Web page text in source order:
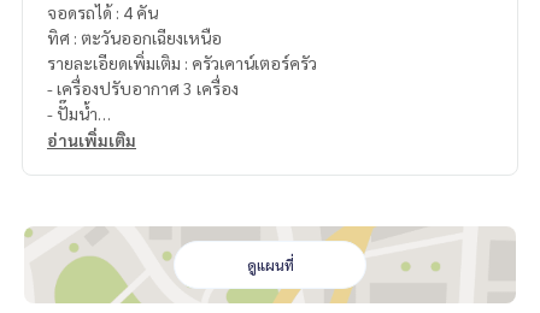
จอดรถได้ : 4 คัน
ทิศ : ตะวันออกเฉียงเหนือ
รายละเอียดเพิ่มเติม : ครัวเคาน์เตอร์ครัว
- เครื่องปรับอากาศ 3 เครื่อง
- ปั๊มน้ำ
- ถังเก็บน้ำ แทงค์น้ำ
- เต็มหม้อชาบู 101
- วัดเหนือ
- ติดนมไอโบ้ร้อยเอ็ด
อ่านเพิ่มเติม
ดูแผนที่